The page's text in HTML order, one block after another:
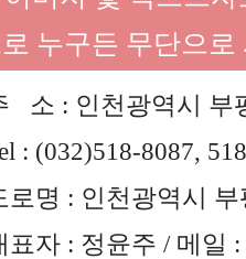
누구든 무단으
소 : 인천광역시 부
: (032)518-8087,
로명 : 인천광역시
표자 : 정윤주 / 메일 :